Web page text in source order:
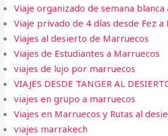
Viaje organizado de semana blanca
Viaje privado de 4 días desde Fez
Viajes al desierto de Marruecos
Viajes de Estudiantes a Marruecos
viajes de lujo por marruecos
VIAJES DESDE TANGER AL
viajes en grupo a marruecos
Viajes en Marruecos y Rutas al
viajes marrakech